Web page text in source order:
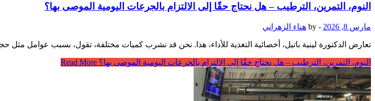
النوم، التمرين، الترطيب – هل نحتاج حقًا إلى الالتزام بالجرعات اليومية الموصى بها؟
مارس 8, 2026 -
by هناء الزهراني
تعارض الدكتورة لينية باتيل، أخصائية التغذية للأداء، هذا. نحن قد نشرب كميات مختلفة، تقول، بسبب عوامل
النوم، التمرين، الترطيب – هل نحتاج حقًا إلى الالتزام بالجرعات اليومية الموصى بها؟